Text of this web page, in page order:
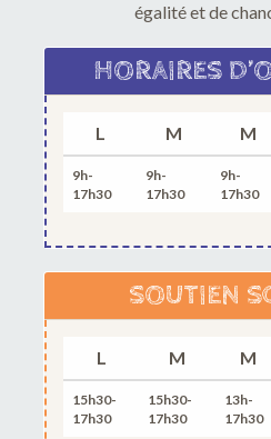
égalité et de
HORAIRES
L M M
9h-
17h30
9h-
17h30
9h-
17h30
SOUTIEN
L M M
15h30-
17h30
15h30-
17h30
13h-
17h30